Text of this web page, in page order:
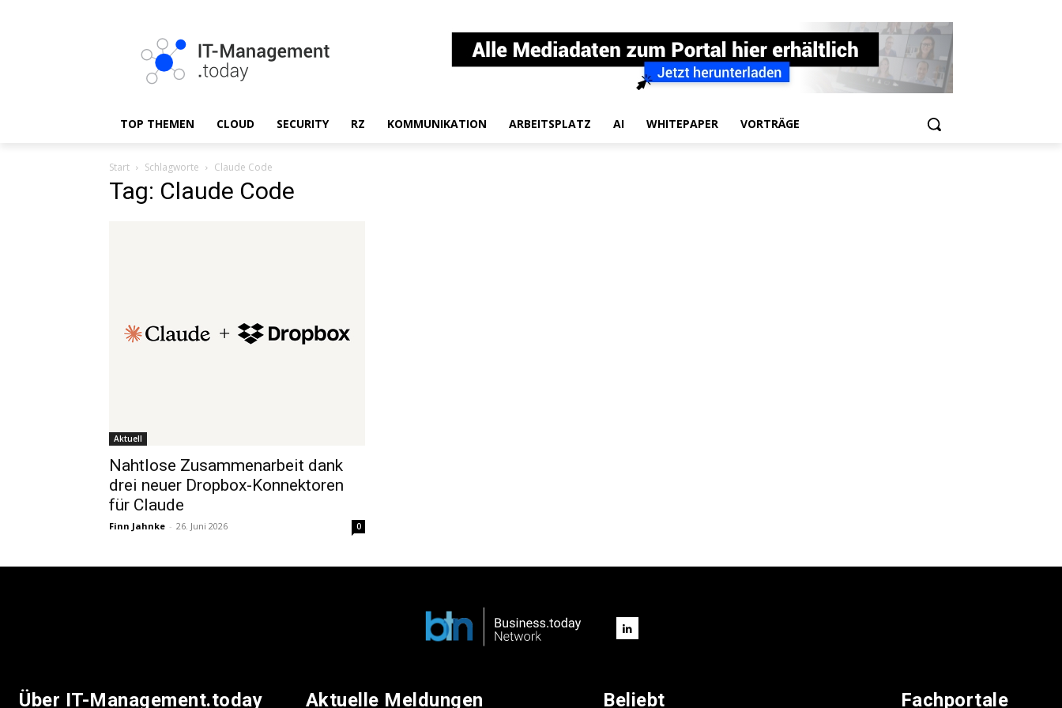
TOP THEMEN CLOUD SECURITY RZ KOMMUNIKATION ARBEITSPLATZ AI WHITEPAPER VORTRÄGE
Start Schlagworte Claude Code
Tag: Claude Code
Aktuell
Nahtlose Zusammenarbeit dank
drei neuer Dropbox-Konnektoren
für Claude
Finn Jahnke - 26. Juni 2026 0
Über IT-Management.today Aktuelle Meldungen Beliebt Fachportale